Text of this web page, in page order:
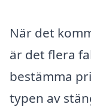
När det
är det flera
bestämma
typen av